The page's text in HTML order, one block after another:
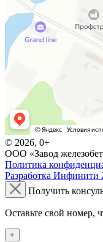
© 2026, 0+
ООО «Завод
Политика
Разработка Инфинити
Получить
Оставьте свой номер,
+